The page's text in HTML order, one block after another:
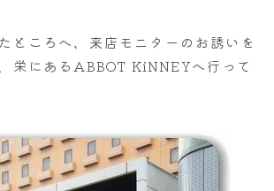
ところへ、来店モニターのお誘いを
栄にあるABBOT KiNNEYへ行って